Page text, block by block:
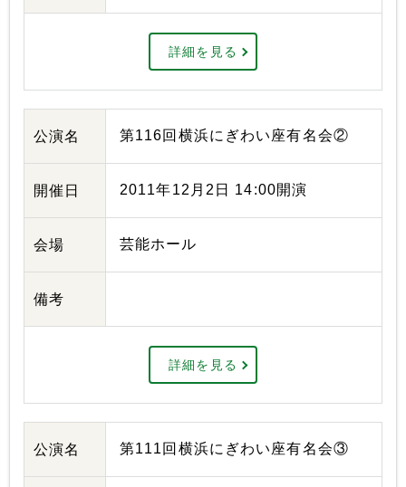
詳細を見る
公演名 第116回横浜にぎわい座有名会②
開催日 2011年12月2日 14:00開演
会場 芸能ホール
備考
詳細を見る
公演名 第111回横浜にぎわい座有名会③